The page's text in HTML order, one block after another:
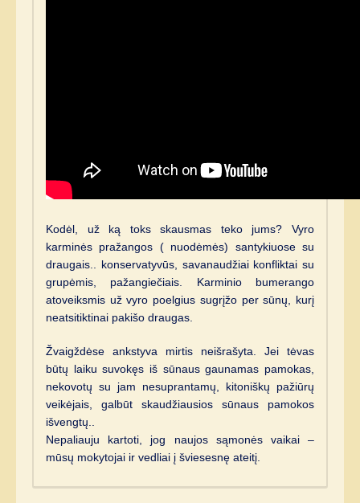
Kodėl, už ką toks skausmas teko jums? Vyro
karminės pražangos ( nuodėmės) santykiuose su
draugais.. konservatyvūs, savanaudžiai konfliktai su
grupėmis, pažangiečiais. Karminio bumerango
atoveiksmis už vyro poelgius sugrįžo per sūnų, kurį
neatsitiktinai pakišo draugas.
Žvaigždėse ankstyva mirtis neišrašyta. Jei tėvas
būtų laiku suvokęs iš sūnaus gaunamas pamokas,
nekovotų su jam nesuprantamų, kitoniškų pažiūrų
veikėjais, galbūt skaudžiausios sūnaus pamokos
išvengtų..
Nepaliauju kartoti, jog naujos sąmonės vaikai –
mūsų mokytojai ir vedliai į šviesesnę ateitį.